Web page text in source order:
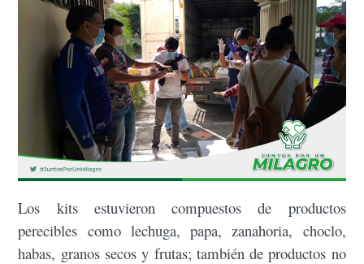
Los kits estuvieron compuestos de productos
perecibles como lechuga, papa, zanahoria, choclo,
habas, granos secos y frutas; también de productos no